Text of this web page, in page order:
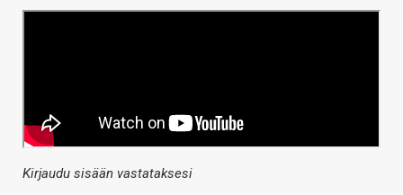
Kirjaudu sisään vastataksesi